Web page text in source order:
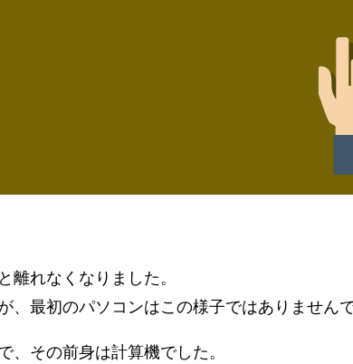
れなくなりました。
最初のパソコンはこの様子ではありませんで
その前身は計算機でした。